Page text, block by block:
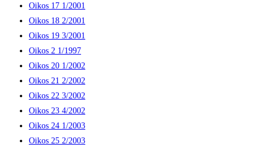
Oikos 17 1/2001
Oikos 18 2/2001
Oikos 19 3/2001
Oikos 2 1/1997
Oikos 20 1/2002
Oikos 21 2/2002
Oikos 22 3/2002
Oikos 23 4/2002
Oikos 24 1/2003
Oikos 25 2/2003